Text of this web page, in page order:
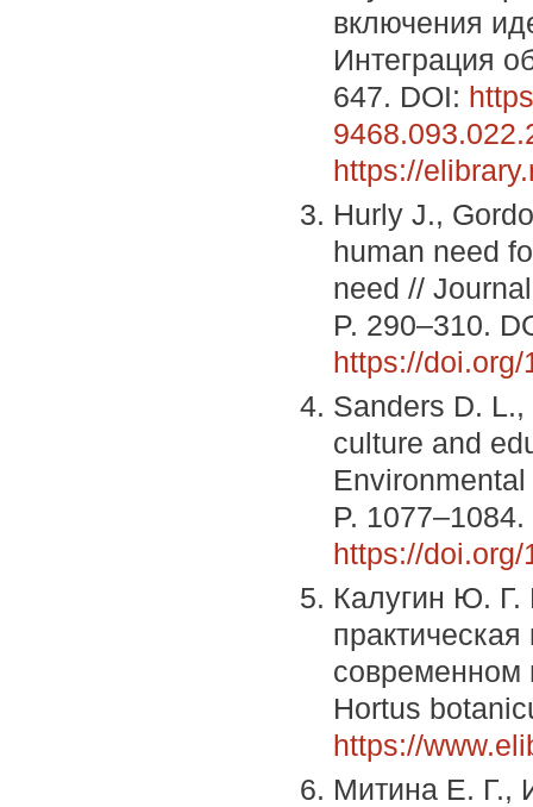
включения
Интеграция
647. DOI:
https://
Hurly J.,
human need
need //
P. 290–310.
https://
Sanders D.
culture and
P. 1077–1084.
https://
Калугин Ю. Г.
современном
Hortus
https://
Митина Е. Г.,